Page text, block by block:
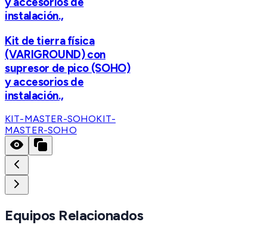
instalación.,
Kit de tierra física
(VARIGROUND) con
supresor de pico (SOHO)
y accesorios de
instalación.,
KIT-MASTER-SOHOKIT-
MASTER-SOHO
Equipos Relacionados